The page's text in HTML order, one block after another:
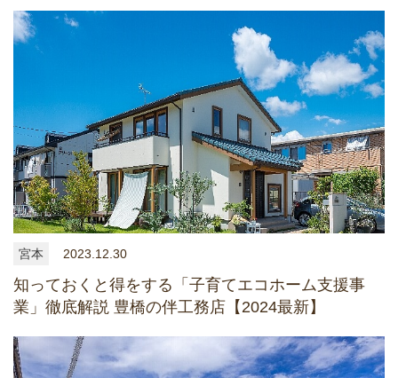
宮本 2023.12.30
知っておくと得をする「子育てエコホーム支援事
業」徹底解説 豊橋の伴工務店【2024最新】